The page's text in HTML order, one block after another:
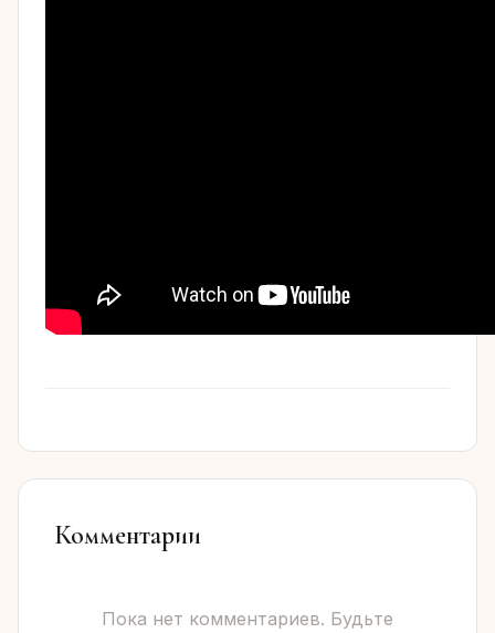
Комментарии
Пока нет комментариев. Будьте